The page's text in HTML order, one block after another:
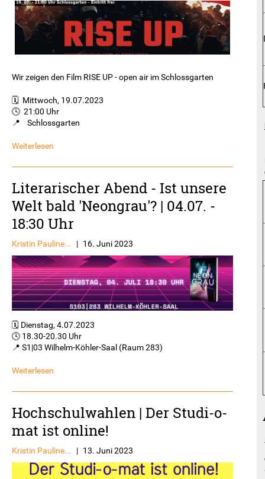
Wir zeigen den Film RISE UP - open air im Schlossgarten
🗓️ Mittwoch, 19.07.2023
🕓 21:00 Uhr
📍 Schlossgarten
Weiterlesen
Literarischer Abend - Ist unsere
Welt bald 'Neongrau'? | 04.07. -
18:30 Uhr
Kristin Pauline... | 16. Juni 2023
🗓️ Dienstag, 4.07.2023
🕓 18.30-20.30 Uhr
📍 S1|03 Wilhelm-Köhler-Saal (Raum 283)
Weiterlesen
Hochschulwahlen | Der Studi-o-
mat ist online!
Kristin Pauline... | 13. Juni 2023